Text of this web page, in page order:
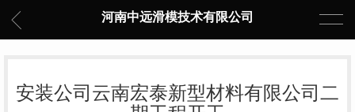
河南中远滑模技术有限公司
安装公司云南宏泰新型材料有限公司二